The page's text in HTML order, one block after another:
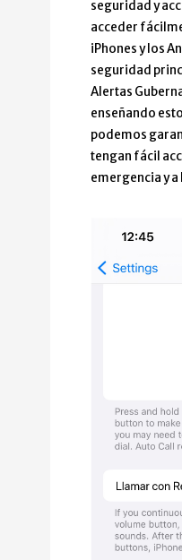
seguridad y
acceder
iPhones y los
seguridad
Alertas
enseñando
podemos
tengan fácil
emergencia y